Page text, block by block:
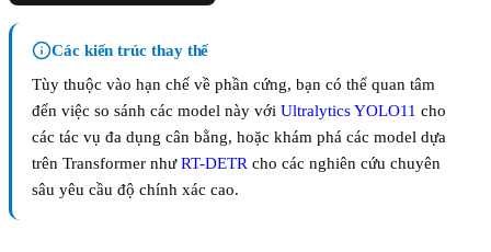
Các kiến trúc thay thế
Tùy thuộc vào hạn chế về phần cứng, bạn có thể quan tâm
đến việc so sánh các model này với Ultralytics YOLO11 cho
các tác vụ đa dụng cân bằng, hoặc khám phá các model dựa
trên Transformer nhưRT-DETR cho các nghiên cứu chuyên
sâu yêu cầu độ chính xác cao.